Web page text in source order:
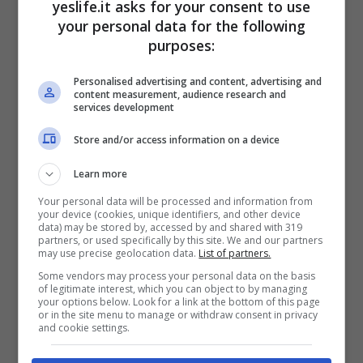
La combinazione tra rete, materasso e struttura
del letto diventa quindi essenziale per offrire
un’esperienza di riposo realmente rigenerante.
Design e identità della struttura
modo significativo all’identità estetica della
camera. Il design non è solo un elemento
decorativo, ma uno strumento di comunicazione
dello stile della struttura.
Linee minimal, finiture eleganti o soluzioni più
classiche permettono di adattare le forniture
letto a diversi concept alberghieri, dal boutique
yeslife.it asks for your consent to use
your personal data for the following
purposes:
Personalised advertising and content, advertising and
content measurement, audience research and
services development
Store and/or access information on a device
Learn more
Your personal data will be processed and information from
your device (cookies, unique identifiers, and other device
data) may be stored by, accessed by and shared with 319
partners, or used specifically by this site. We and our partners
may use precise geolocation data. List of partners.
Some vendors may process your personal data on the basis
of legitimate interest, which you can object to by managing
your options below. Look for a link at the bottom of this page
or in the site menu to manage or withdraw consent in privacy
and cookie settings.